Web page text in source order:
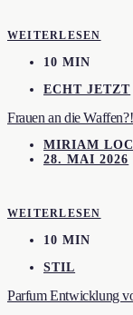
WEITERLESEN
10 MIN
ECHT JETZT
Frauen an die Waffen?!
MIRIAM
28. MAI 2026
WEITERLESEN
10 MIN
STIL
Parfum Entwicklung